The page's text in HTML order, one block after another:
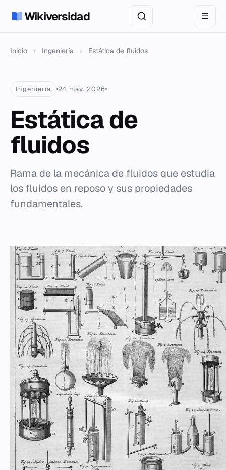
Wikiversidad ☰
Inicio › Ingeniería › Estática de fluidos
Ingeniería 24 may. 2026
Estática de
fluidos
Rama de la mecánica de fluidos que estudia
los fluidos en reposo y sus propiedades
fundamentales.